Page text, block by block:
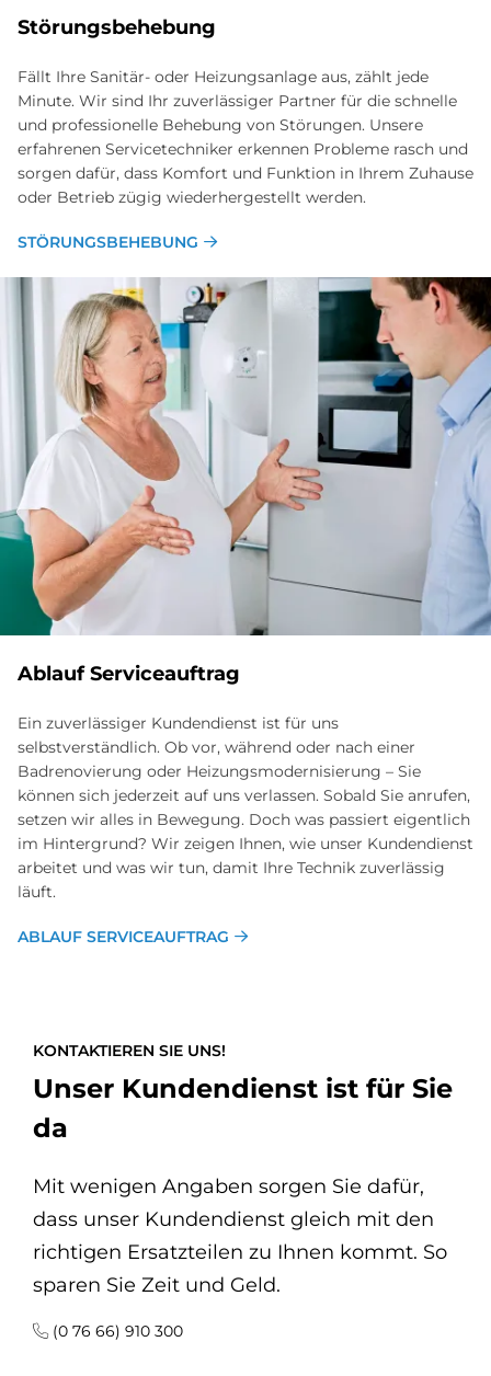
Stö­rungs­be­he­bung
Fällt Ihre Sanitär- oder Heizungsanlage aus, zählt jede
Minute. Wir sind Ihr zuverlässiger Partner für die schnelle
und professionelle Behebung von Störungen. Unsere
erfahrenen Servicetechniker erkennen Probleme rasch und
sorgen dafür, dass Komfort und Funktion in Ihrem Zuhause
oder Betrieb zügig wiederhergestellt werden.
STÖRUNGSBEHEBUNG
Ab­lauf Ser­vice­auf­trag
Ein zuverlässiger Kundendienst ist für uns
selbstverständlich. Ob vor, während oder nach einer
Badrenovierung oder Heizungsmodernisierung – Sie
können sich jederzeit auf uns verlassen. Sobald Sie anrufen,
setzen wir alles in Bewegung. Doch was passiert eigentlich
im Hintergrund? Wir zeigen Ihnen, wie unser Kundendienst
arbeitet und was wir tun, damit Ihre Technik zuverlässig
läuft.
ABLAUF SERVICEAUFTRAG
KONTAKTIEREN SIE UNS!
Unser Kundendienst ist für Sie
da
Mit wenigen Angaben sorgen Sie dafür,
dass unser Kundendienst gleich mit den
richtigen Ersatzteilen zu Ihnen kommt. So
sparen Sie Zeit und Geld.
(0 76 66) 910 300